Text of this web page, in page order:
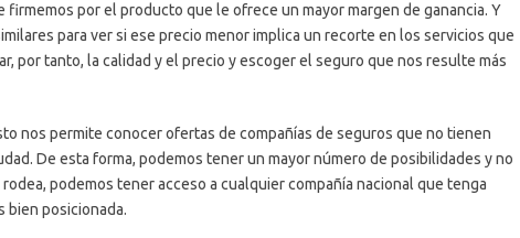
por el producto que le ofrece un mayor margen de ganancia. Y
para ver si ese precio menor implica un recorte en los servicios que
por tanto, la calidad y el precio y escoger el seguro que nos resulte más
nos permite conocer ofertas de compañías de seguros que no tienen
De esta forma, podemos tener un mayor número de posibilidades y no
podemos tener acceso a cualquier compañía nacional que tenga
bien posicionada.